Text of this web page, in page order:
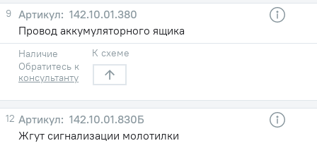
9
142.10.01.380
Провод аккумуляторного ящика
Наличие
Обратитесь к
консультанту
К схеме
12
142.10.01.830Б
Жгут сигнализации молотилки